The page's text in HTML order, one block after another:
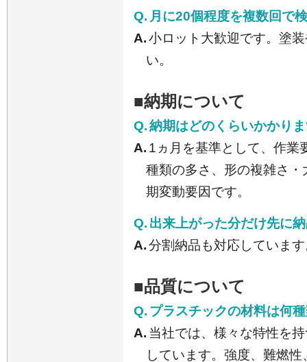
Q. 月に20個程度を複数回で
A.小ロット大歓迎です。塗
い。
■納期について
Q.納期はどのくらいかかり
A. 1ヵ月を基準として、作業
種類の多さ、形の複雑さ
期変動要因です。
Q. 出来上がった分だけ先に
A.分割納品も対応していま
■品質について
Q. プラスチックの材料は何
A. 当社では、様々な特性を
しています。強度、難燃